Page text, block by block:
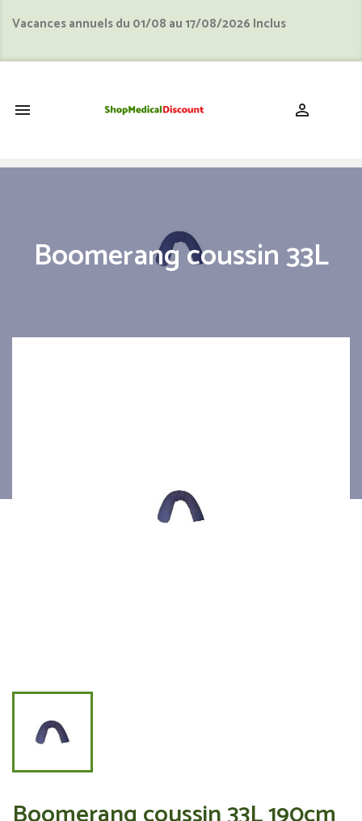
Vacances annuels du 01/08 au 17/08/2026 Inclus
 
Boomerang coussin 33L